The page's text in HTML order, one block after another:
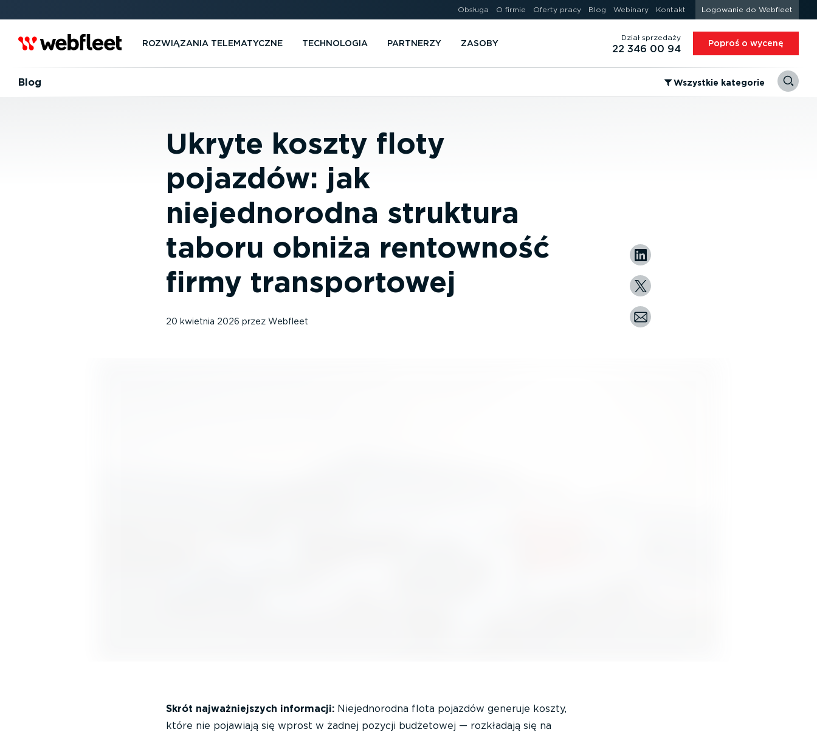
Obsługa O firmie Oferty pracy Blog Webinary Kontakt Logowanie do Webfleet
ROZWIĄZANIA TELEMA­TYCZNE TECHNOLOGIA PARTNERZY ZASOBY
Dział sprzedaży
22 346 00 94 Poproś o wycenę
Blog ⁠Wszystkie kategorie
Ukryte koszty floty
pojazdów: jak
niejednorodna struktura
taboru obniża rentowność
firmy transportowej
20 kwietnia 2026 przez Webfleet
Skrót najważniejszych informacji:Niejednorodna flota pojazdów generuje koszty,
które nie pojawiają się wprost w żadnej pozycji budżetowej — rozkładają się na